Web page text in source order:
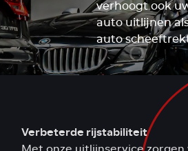
verhoogt ook
auto uitlijnen
auto
Verbeterde rijstabiliteit